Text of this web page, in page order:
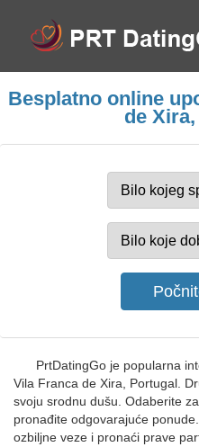
Besplatno online
de
PrtDatingGo je popularna
Vila Franca de Xira, Portugal.
svoju srodnu dušu. Odaberite
pronađite odgovarajuće
ozbiljne veze i pronaći prave